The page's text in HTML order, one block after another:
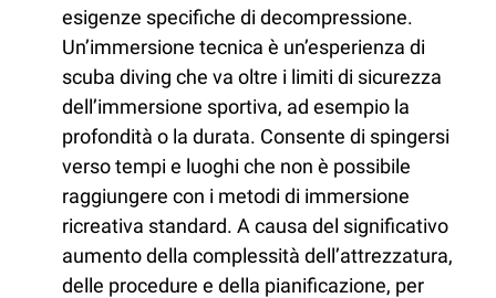
esigenze specifiche di decompressione.
Un’immersione tecnica è un’esperienza di
scuba diving che va oltre i limiti di sicurezza
dell’immersione sportiva, ad esempio la
profondità o la durata. Consente di spingersi
verso tempi e luoghi che non è possibile
raggiungere con i metodi di immersione
ricreativa standard. A causa del significativo
aumento della complessità dell’attrezzatura,
delle procedure e della pianificazione, per